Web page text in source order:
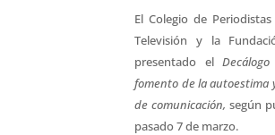
El Colegio de
Televisión y la
presentado el
fomento de la autoestima
de comunicación, según
pasado 7 de marzo.